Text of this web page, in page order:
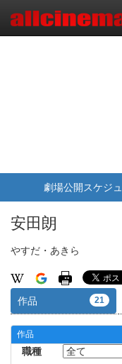
劇場公開スケジ
安田朗
やすだ・あきら
作品 21
作品
職種